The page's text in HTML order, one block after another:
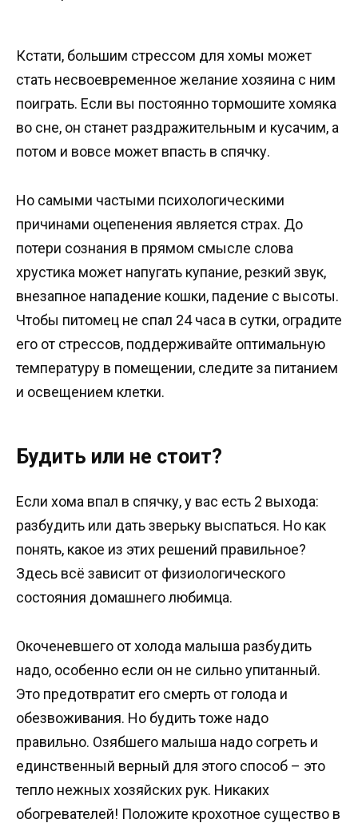
Кстати, большим стрессом для хомы может
стать несвоевременное желание хозяина с ним
поиграть. Если вы постоянно тормошите хомяка
во сне, он станет раздражительным и кусачим, а
потом и вовсе может впасть в спячку.
Но самыми частыми психологическими
причинами оцепенения является страх. До
потери сознания в прямом смысле слова
хрустика может напугать купание, резкий звук,
внезапное нападение кошки, падение с высоты.
Чтобы питомец не спал 24 часа в сутки, оградите
его от стрессов, поддерживайте оптимальную
температуру в помещении, следите за питанием
и освещением клетки.
Будить или не стоит?
Если хома впал в спячку, у вас есть 2 выхода:
разбудить или дать зверьку выспаться. Но как
понять, какое из этих решений правильное?
Здесь всё зависит от физиологического
состояния домашнего любимца.
Окоченевшего от холода малыша разбудить
надо, особенно если он не сильно упитанный.
Это предотвратит его смерть от голода и
обезвоживания. Но будить тоже надо
правильно. Озябшего малыша надо согреть и
единственный верный для этого способ – это
тепло нежных хозяйских рук. Никаких
обогревателей! Положите крохотное существо в